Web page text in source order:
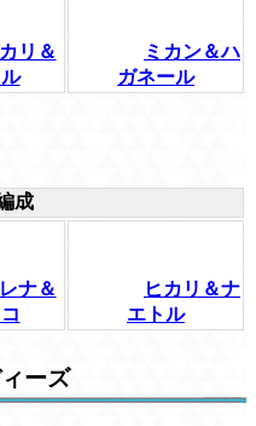
リ＆
ミカン＆ハ
ガネール
成
ナ＆
ヒカリ＆ナ
エトル
ーズ